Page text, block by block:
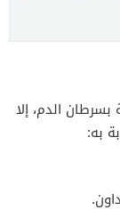
الدم، إلا
به: